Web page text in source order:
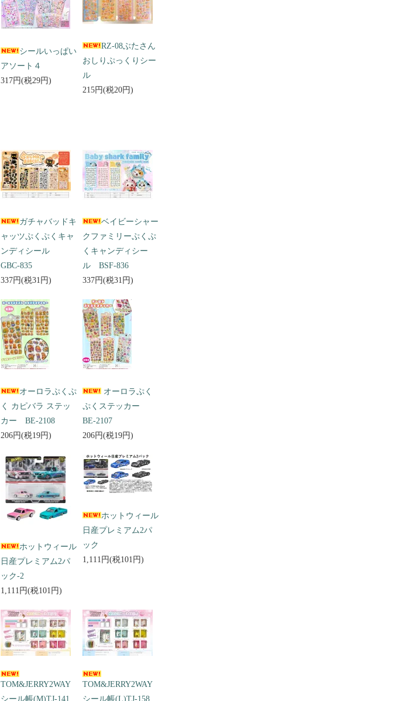
シールいっぱい
アソート４
317円(税29円)
RZ-08ぶたさん
おしりぷっくりシー
ル
215円(税20円)
ガチャバッドキ
ャッツぷくぷくキャ
ンディシール
GBC-835
337円(税31円)
ベイビーシャー
クファミリーぷくぷ
くキャンディシー
ル BSF-836
337円(税31円)
オーロラぷくぷ
く カピバラ ステッ
カー BE-2108
206円(税19円)
オーロラぷく
ぷくステッカー
BE-2107
206円(税19円)
ホットウィール
日産プレミアム2パ
ック-2
1,111円(税101円)
ホットウィール
日産プレミアム2パ
ック
1,111円(税101円)
TOM&JERRY2WAY
シール帳(M)TJ-141
TOM&JERRY2WAY
シール帳(L)TJ-158